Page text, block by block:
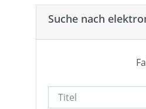
Suche nach